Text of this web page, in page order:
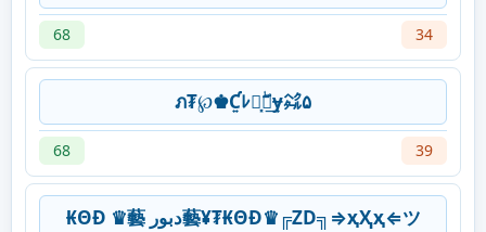
68 34
ภ₮℘♚Ƈ͍ﾚ๏͓ۖฑ͢ɏ㌶۵
68 39
₭ΘĐ ♛藝 دبور藝¥₮₭ΘĐ♛╔ZD╗⇒ҳҲҳ⇐ツ